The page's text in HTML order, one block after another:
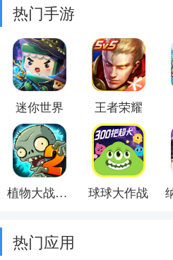
热门手游
迷你世界 王者荣耀
植物大战僵尸2 球球大作战
热门应用